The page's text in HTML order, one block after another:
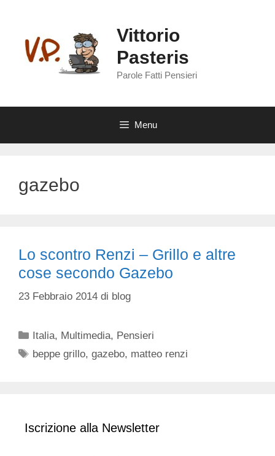
contenuto
Vittorio
Pasteris
Parole Fatti Pensieri
Menu
gazebo
Lo scontro Renzi – Grillo e altre
cose secondo Gazebo
23 Febbraio 2014 di blog
Categorie
Italia, Multimedia, Pensieri
Tag
beppe grillo,gazebo, matteo renzi
Iscrizione alla Newsletter